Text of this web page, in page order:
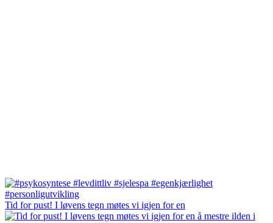
Tid for pust! I løvens tegn møtes vi igjen for en